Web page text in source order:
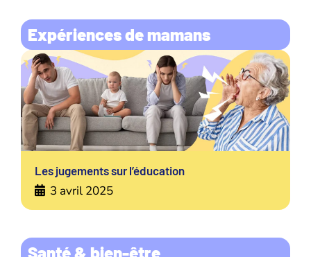
Expériences de mamans
Les jugements sur l’éducation
3 avril 2025
Santé & bien-être